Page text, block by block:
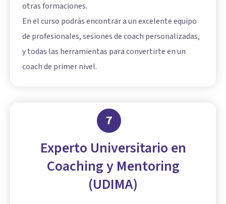
otras formaciones.
En el curso podrás encontrar a un excelente equipo
de profesionales, sesiones de coach personalizadas,
y todas las herramientas para convertirte en un
coach de primer nivel.
7
Experto Universitario en
Coaching y Mentoring
(UDIMA)